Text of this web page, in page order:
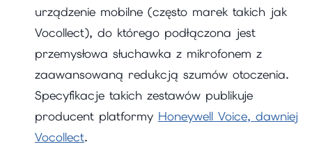
urządzenie mobilne (często marek takich jak
Vocollect), do którego podłączona jest
przemysłowa słuchawka z mikrofonem z
zaawansowaną redukcją szumów otoczenia.
Specyfikacje takich zestawów publikuje
producent platformy Honeywell Voice, dawniej
Vocollect.